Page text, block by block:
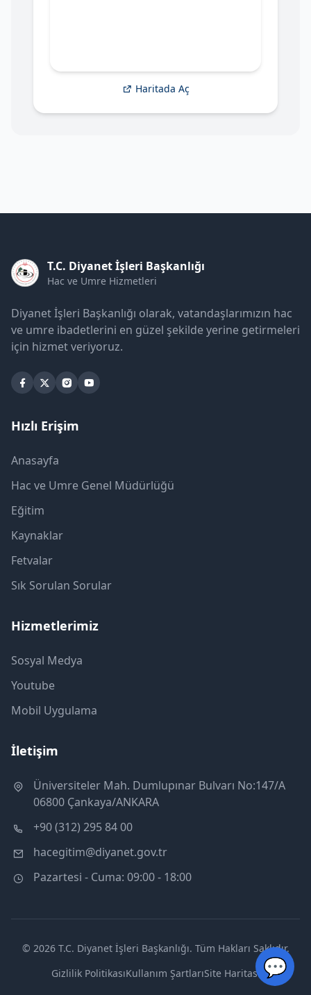
Haritada Aç
T.C. Diyanet İşleri Başkanlığı
Hac ve Umre Hizmetleri
Diyanet İşleri Başkanlığı olarak, vatandaşlarımızın hac
ve umre ibadetlerini en güzel şekilde yerine getirmeleri
için hizmet veriyoruz.
Hızlı Erişim
Anasayfa
Hac ve Umre Genel Müdürlüğü
Eğitim
Kaynaklar
Fetvalar
Sık Sorulan Sorular
Hizmetlerimiz
Sosyal Medya
Youtube
Mobil Uygulama
İletişim
Üniversiteler Mah. Dumlupınar Bulvarı No:147/A
06800 Çankaya/ANKARA
+90 (312) 295 84 00
hacegitim@diyanet.gov.tr
Pazartesi - Cuma: 09:00 - 18:00
© 2026 T.C. Diyanet İşleri Başkanlığı. Tüm Hakları Saklıdır.
Gizlilik PolitikasıKullanım ŞartlarıSite Haritası 💬